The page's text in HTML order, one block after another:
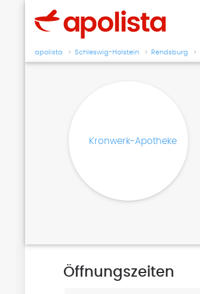
apolista Schleswig-Holstein Rendsburg
Öffnungszeiten